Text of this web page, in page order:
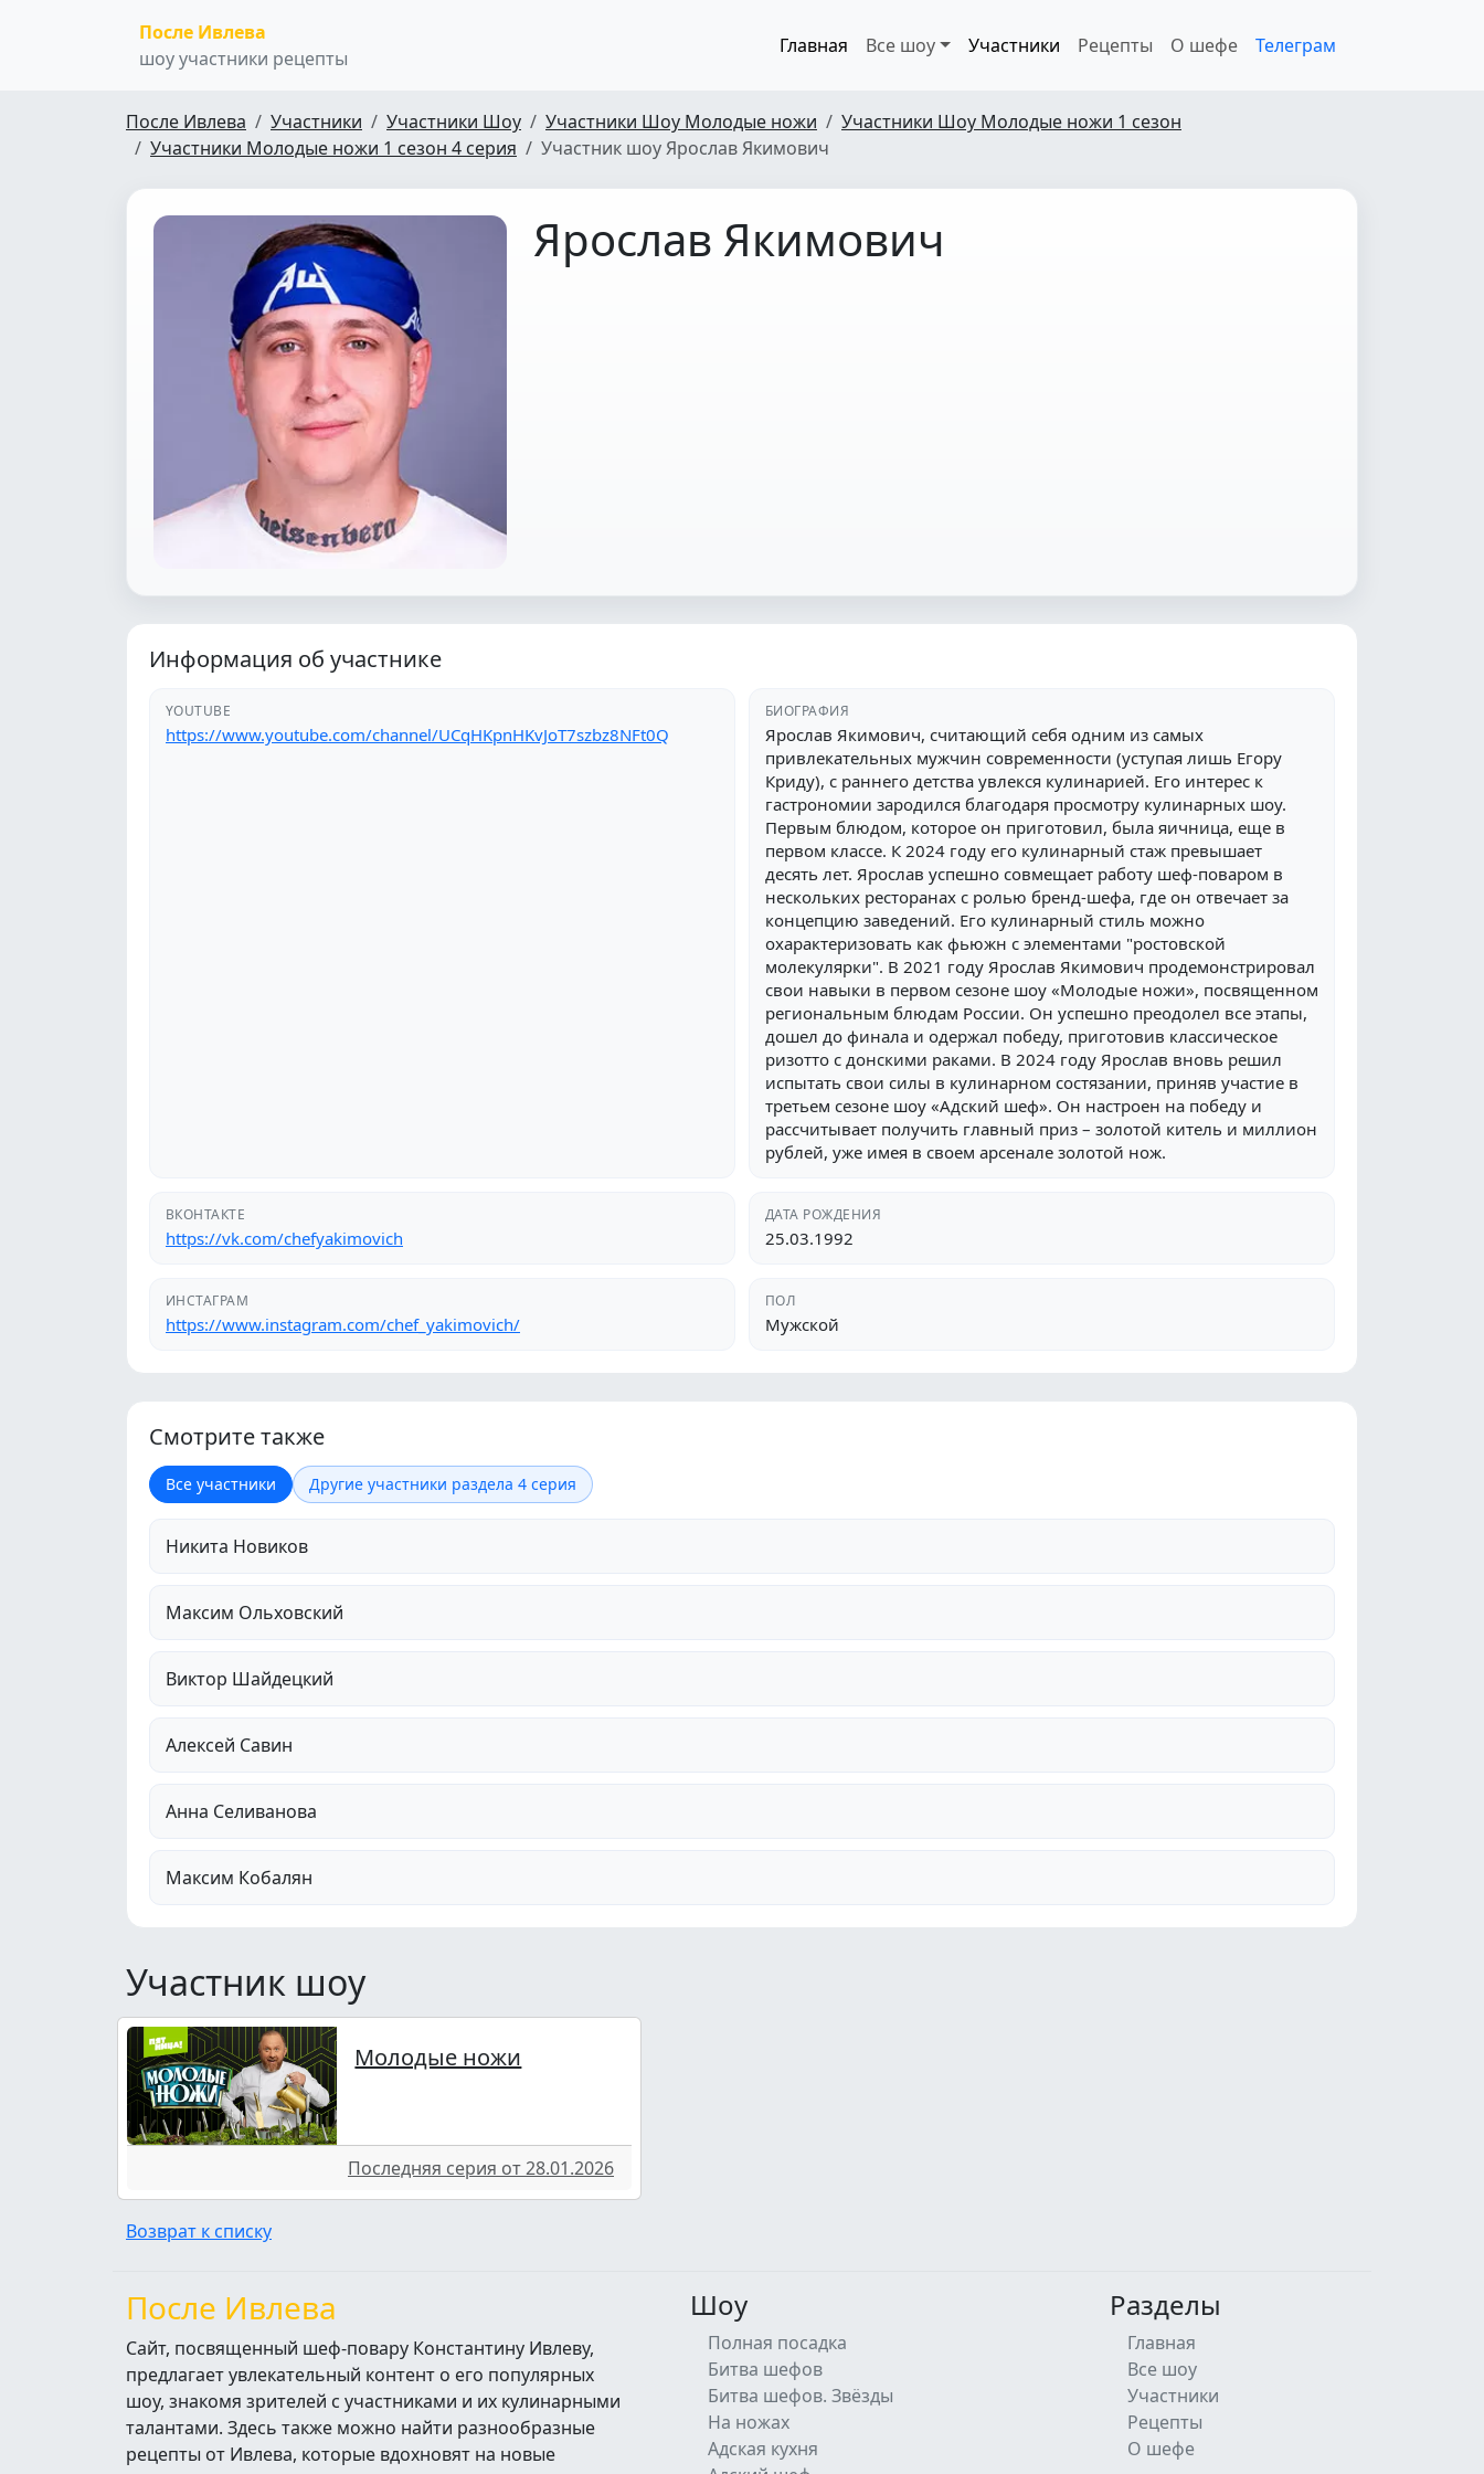
После Ивлева
шоу участники рецепты
Главная Все шоу Участники Рецепты О шефе Телеграм
После Ивлева Участники Участники Шоу Участники Шоу Молодые ножи
Участники Шоу Молодые ножи 1 сезон
Участники Молодые ножи 1 сезон 4 серия
Участник шоу Ярослав Якимович
Ярослав Якимович
Информация об участнике
YOUTUBE
https://www.youtube.com/channel/UCqHKpnHKvJoT7szbz8NFt0Q
БИОГРАФИЯ
Ярослав Якимович, считающий себя одним из самых
привлекательных мужчин современности (уступая лишь Егору
Криду), с раннего детства увлекся кулинарией. Его интерес к
гастрономии зародился благодаря просмотру кулинарных шоу.
Первым блюдом, которое он приготовил, была яичница, еще в
первом классе. К 2024 году его кулинарный стаж превышает
десять лет. Ярослав успешно совмещает работу шеф-поваром в
нескольких ресторанах с ролью бренд-шефа, где он отвечает за
концепцию заведений. Его кулинарный стиль можно
охарактеризовать как фьюжн с элементами "ростовской
молекулярки". В 2021 году Ярослав Якимович продемонстрировал
свои навыки в первом сезоне шоу «Молодые ножи», посвященном
региональным блюдам России. Он успешно преодолел все этапы,
дошел до финала и одержал победу, приготовив классическое
ризотто с донскими раками. В 2024 году Ярослав вновь решил
испытать свои силы в кулинарном состязании, приняв участие в
третьем сезоне шоу «Адский шеф». Он настроен на победу и
рассчитывает получить главный приз – золотой китель и миллион
рублей, уже имея в своем арсенале золотой нож.
ВКОНТАКТЕ
https://vk.com/chefyakimovich
ДАТА РОЖДЕНИЯ
25.03.1992
ИНСТАГРАМ
https://www.instagram.com/chef_yakimovich/
ПОЛ
Мужской
Смотрите также
Все участники Другие участники раздела 4 серия
Никита Новиков
Максим Ольховский
Виктор Шайдецкий
Алексей Савин
Анна Селиванова
Максим Кобалян
Участник шоу
Молодые ножи
Последняя серия от 28.01.2026
Возврат к списку
После Ивлева
Сайт, посвященный шеф-повару Константину Ивлеву,
предлагает увлекательный контент о его популярных
шоу, знакомя зрителей с участниками и их кулинарными
талантами. Здесь также можно найти разнообразные
рецепты от Ивлева, которые вдохновят на новые
Шоу
Полная посадка
Битва шефов
Битва шефов. Звёзды
На ножах
Адская кухня
Разделы
Главная
Все шоу
Участники
Рецепты
О шефе